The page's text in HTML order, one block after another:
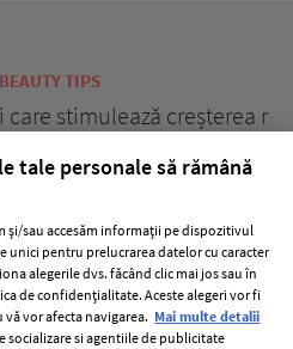
creșterea rapidă a
tale personale să rămână
și/sau accesăm informații pe dispozitivul
unici pentru prelucrarea datelor cu caracter
alegerile dvs. făcând clic mai jos sau în
de confidențialitate. Aceste alegeri vor fi
vor afecta navigarea. Mai multe detalii
socializare si agentiile de publicitate